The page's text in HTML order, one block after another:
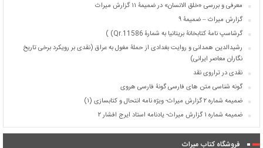
معرفی و بررسی «خلق الانسان» در ضمیمۀ ۱۱ گزارش میراث
گزارش میراث – ضمیمۀ ۹
گرشاسپ نامۀ کتابخانۀ بریتانیا به شمارۀ Qr.11586) )
رشیدالدین همدانی و روایت بغدادی از حملۀ مغول به عراق (نقدی بر رویکرد برخی تاریخ
نگاران معاصر ایرانی)
نقدی در تراروی نقد
گونه شناسی متن های فارسی گونۀ فارسی هروی
ضمیمه شماره ۲ گزارش میراث- ویژه نامه انتحال و کتابسازی (۱)
ضمیمه شماره ۱ گزارش میراث- یادنامه استاد ایرج افشار ۲
فروشگاه کتاب میراث